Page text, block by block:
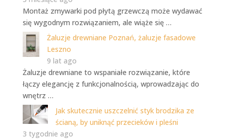
Montaż zmywarki pod płytą grzewczą może wydawać
się wygodnym rozwiązaniem, ale wiąże się …
Żaluzje drewniane Poznań, żaluzje fasadowe
Leszno
9 lat ago
Żaluzje drewniane to wspaniałe rozwiązanie, które
łączy elegancję z funkcjonalnością, wprowadzając do
wnętrz …
Jak skutecznie uszczelnić styk brodzika ze
ścianą, by uniknąć przecieków i pleśni
3 tygodnie ago